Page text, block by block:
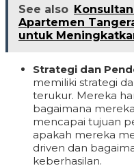
See also
Apartemen
untuk
Strategi dan
memiliki strategi
terukur. Mereka
bagaimana
mencapai tujuan
apakah mereka
driven dan
keberhasilan.